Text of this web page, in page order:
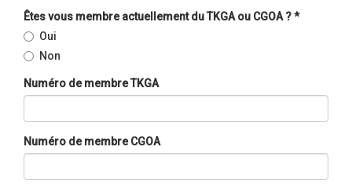
Êtes vous membre actuellement du TKGA ou CGOA ?*
Oui
Non
Numéro de membre TKGA
Numéro de membre CGOA